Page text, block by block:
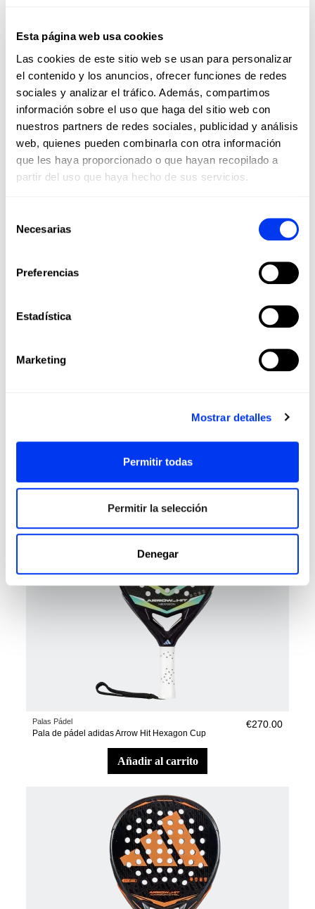
Esta página web usa cookies
Las cookies de este sitio web se usan para personalizar
el contenido y los anuncios, ofrecer funciones de redes
sociales y analizar el tráfico. Además, compartimos
información sobre el uso que haga del sitio web con
nuestros partners de redes sociales, publicidad y análisis
web, quienes pueden combinarla con otra información
que les haya proporcionado o que hayan recopilado a
partir del uso que haya hecho de sus servicios.
Necesarias
Preferencias
Estadística
Marketing
Mostrar detalles
Permitir todas
Permitir la selección
Denegar
Palas Pádel
Pala de pádel adidas Cross IT Carbon 2026 Maxi Arce
€280.00
añadir al carrito
Pala de pádel adidas Cross IT Carbon Ctrl 2026
Palas Pádel
Pala de pádel adidas Arrow Hit Hexagon Cup
€270.00
añadir al carrito